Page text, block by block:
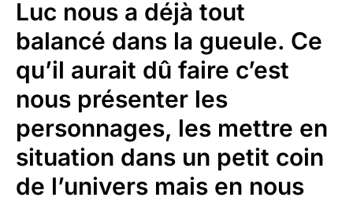
Luc nous a déjà tout
balancé dans la gueule. Ce
qu’il aurait dû faire c’est
nous présenter les
personnages, les mettre en
situation dans un petit coin
de l’univers mais en nous